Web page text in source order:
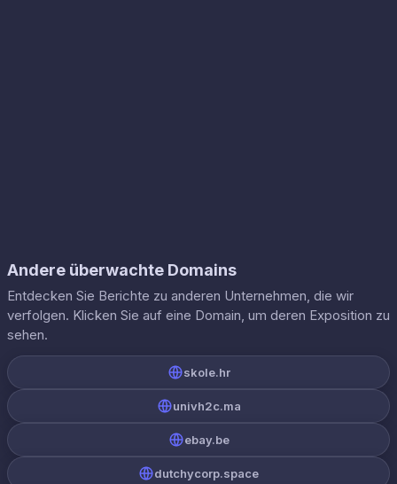
Andere überwachte Domains
Entdecken Sie Berichte zu anderen Unternehmen, die wir
verfolgen. Klicken Sie auf eine Domain, um deren Exposition zu
sehen.
skole.hr
univh2c.ma
ebay.be
dutchycorp.space